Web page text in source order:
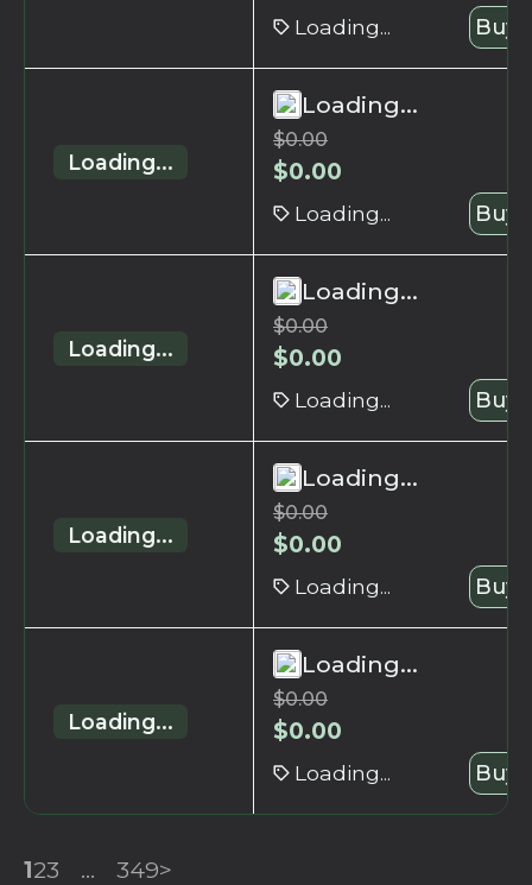
Loading... Buy
Loading...
Loading...
$0.00
$0.00
Loading... Buy
Loading...
Loading...
$0.00
$0.00
Loading... Buy
Loading...
Loading...
$0.00
$0.00
Loading... Buy
Loading...
Loading...
$0.00
$0.00
Loading... Buy
123 ... 349>